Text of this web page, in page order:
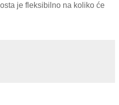
je fleksibilno na koliko će